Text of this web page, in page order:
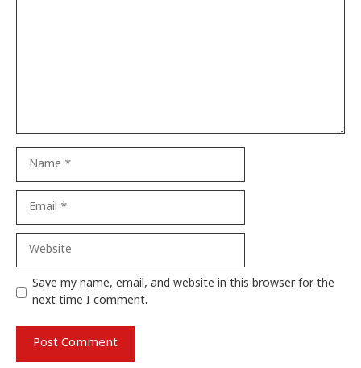
Website
Save my name, email, and website in this browser for the
next time I comment.